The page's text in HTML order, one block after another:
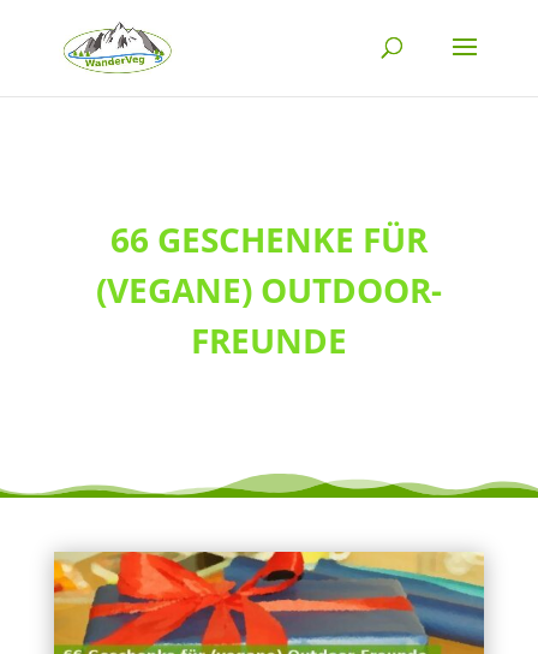
66 GESCHENKE FÜR
(VEGANE) OUTDOOR-
FREUNDE